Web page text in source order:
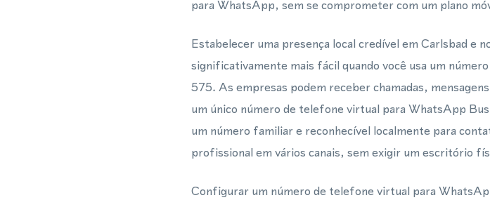
para WhatsApp, sem se comprometer com um plano
Estabelecer uma presença local credível em Carlsbad e
significativamente mais fácil quando você usa um
575. As empresas podem receber chamadas,
um único número de telefone virtual para WhatsApp
um número familiar e reconhecível localmente para
profissional em vários canais, sem exigir um escritório
Configurar um número de telefone virtual para